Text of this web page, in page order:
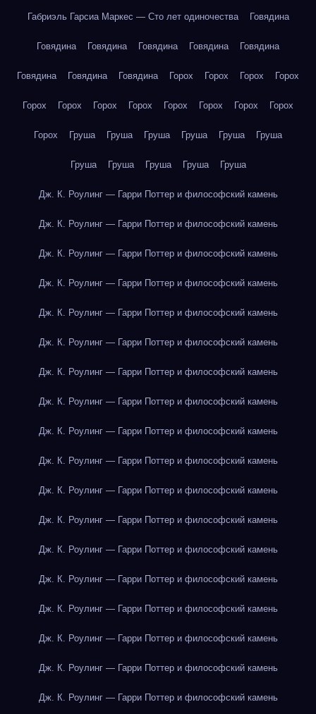
Габриэль Гарсиа Маркес — Сто лет одиночества Говядина
Говядина Говядина Говядина Говядина Говядина
Говядина Говядина Говядина Горох Горох Горох Горох
Горох Горох Горох Горох Горох Горох Горох Горох
Горох Груша Груша Груша Груша Груша Груша
Груша Груша Груша Груша Груша
Дж. К. Роулинг — Гарри Поттер и философский камень
Дж. К. Роулинг — Гарри Поттер и философский камень
Дж. К. Роулинг — Гарри Поттер и философский камень
Дж. К. Роулинг — Гарри Поттер и философский камень
Дж. К. Роулинг — Гарри Поттер и философский камень
Дж. К. Роулинг — Гарри Поттер и философский камень
Дж. К. Роулинг — Гарри Поттер и философский камень
Дж. К. Роулинг — Гарри Поттер и философский камень
Дж. К. Роулинг — Гарри Поттер и философский камень
Дж. К. Роулинг — Гарри Поттер и философский камень
Дж. К. Роулинг — Гарри Поттер и философский камень
Дж. К. Роулинг — Гарри Поттер и философский камень
Дж. К. Роулинг — Гарри Поттер и философский камень
Дж. К. Роулинг — Гарри Поттер и философский камень
Дж. К. Роулинг — Гарри Поттер и философский камень
Дж. К. Роулинг — Гарри Поттер и философский камень
Дж. К. Роулинг — Гарри Поттер и философский камень
Дж. К. Роулинг — Гарри Поттер и философский камень